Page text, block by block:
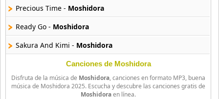
Amatsuki
20 músicas online
Angel Beats
39 músicas online
Angel Heart
Precious Time - Moshidora
Ready Go - Moshidora
Sakura And Kimi - Moshidora
Tabidatsu Yuki -Moshidora
Three Feet Line -Moshidora
Canciones de Moshidora
Disfruta de la música de Moshidora, canciones en formato MP3, buena
música de Moshidora 2025. Escucha y descubre las canciones gratis de
Moshidoraen línea.